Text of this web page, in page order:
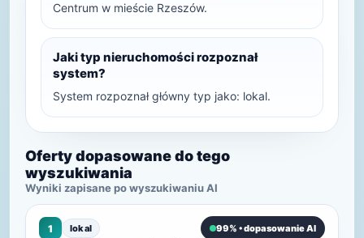
Centrum w mieście Rzeszów.
Jaki typ nieruchomości rozpoznał
system?
System rozpoznał główny typ jako: lokal.
Oferty dopasowane do tego
wyszukiwania
Wyniki zapisane po wyszukiwaniu AI
1 lokal 99% • dopasowanie AI